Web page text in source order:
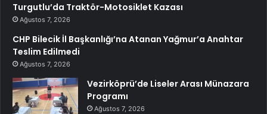
Turgutlu’da Traktör-Motosiklet Kazası
Ağustos 7, 2026
CHP Bilecik İl Başkanlığı’na Atanan Yağmur’a Anahtar
Teslim Edilmedi
Ağustos 7, 2026
Vezirköprü’de Liseler Arası Münazara
Programı
Ağustos 7, 2026